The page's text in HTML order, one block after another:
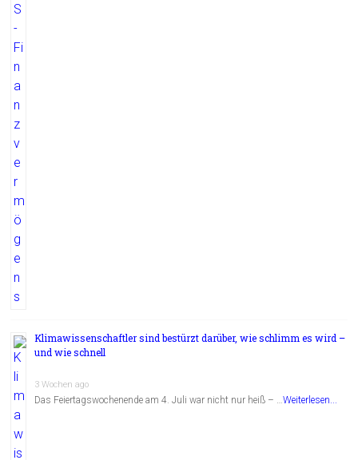
Klimawissenschaftler sind bestürzt darüber, wie schlimm es wird –
und wie schnell
3 Wochen ago
Das Feiertagswochenende am 4. Juli war nicht nur heiß – …Weiterlesen...